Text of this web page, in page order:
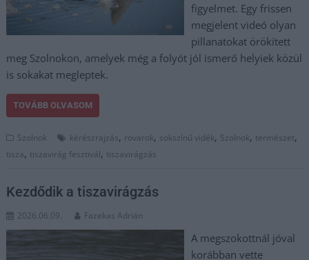
figyelmet. Egy frissen
megjelent videó olyan
pillanatokat örökített
meg Szolnokon, amelyek még a folyót jól ismerő helyiek közül
is sokakat megleptek.
TOVÁBB OLVASOM
Szolnok kérészrajzás, rovarok, sokszínű vidék, Szolnok, természet,
tisza, tiszavirág fesztivál, tiszavirágzás
Kezdődik a tiszavirágzás
2026.06.09. Fazekas Adrián
A megszokottnál jóval
korábban vette